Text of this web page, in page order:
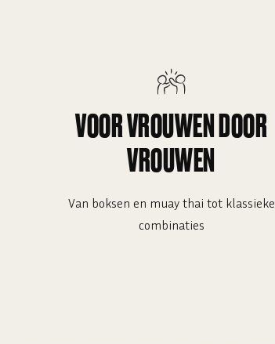
VOOR VROUWEN DOOR
VROUWEN
Van boksen en muay thai tot klassieke
combinaties